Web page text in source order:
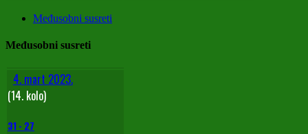
Međusobni susreti
Međusobni susreti
4. mart 2023.
(14. kolo)
31 - 27